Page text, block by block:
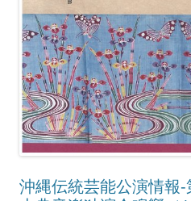
沖縄伝統芸能公演情報